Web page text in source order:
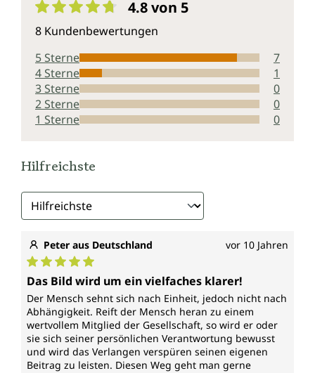
4.8 von 5
8 Kundenbewertungen
5 Sterne
7
4 Sterne
1
3 Sterne
0
2 Sterne
0
1 Sterne
0
Hilfreichste
Peter aus Deutschland vor 10 Jahren
Durchschnittliche Bewertung von 5 von 5 Sternen
Das Bild wird um ein vielfaches klarer!
Der Mensch sehnt sich nach Einheit, jedoch nicht nach
Abhängigkeit. Reift der Mensch heran zu einem
wertvollem Mitglied der Gesellschaft, so wird er oder
sie sich seiner persönlichen Verantwortung bewusst
und wird das Verlangen verspüren seinen eigenen
Beitrag zu leisten. Diesen Weg geht man gerne